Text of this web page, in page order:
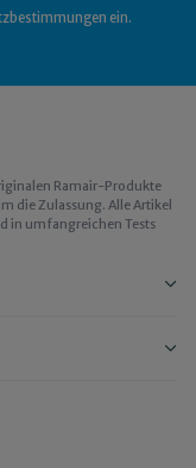
ein.
Ramair-Produkte
die Zulassung. Alle Artikel
in umfangreichen Tests